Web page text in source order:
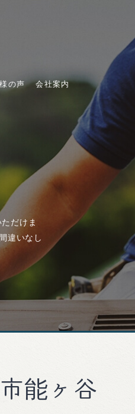
の声 会社案内
だけま
違いなし
能ヶ谷